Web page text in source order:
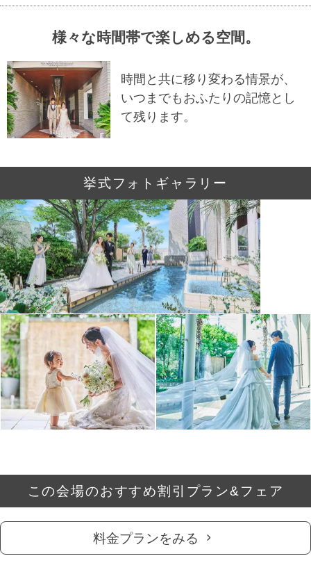
様々な時間帯で楽しめる空間。
時間と共に移り変わる情景が、
いつまでもおふたりの記憶とし
て残ります。
挙式フォトギャラリー
この会場のおすすめ割引プラン&フェア
料金プランをみる